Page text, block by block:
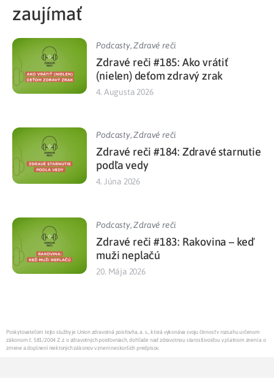
zaujímať
Podcasty,Zdravé reči
Zdravé reči #185: Ako vrátiť
(nielen) deťom zdravý zrak
4. Augusta 2026
Podcasty,Zdravé reči
Zdravé reči #184: Zdravé starnutie
podľa vedy
4. Júna 2026
Podcasty,Zdravé reči
Zdravé reči #183: Rakovina – keď
muži neplačú
20. Mája 2026
Poskytovateľom tejto služby je Union zdravotná poisťovňa, a. s., ktorá vykonáva svoju činnosť v rozsahu určenom
zákonom č. 581/2004 Z.z. o zdravotných poisťovniach, dohľade nad zdravotnou starostlivosťou v platnom znení a o
zmene a doplnení niektorých zákonov v znení neskorších predpisov.